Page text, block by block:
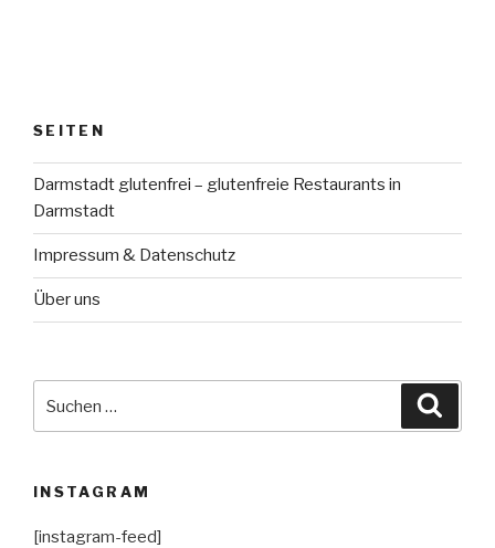
SEITEN
Darmstadt glutenfrei – glutenfreie Restaurants in
Darmstadt
Impressum & Datenschutz
Über uns
nach:
INSTAGRAM
[instagram-feed]